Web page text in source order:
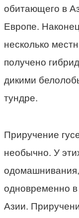
обитающего в
Европе.
несколько
получено
дикими
тундре.
Приручение
необычно. У
одновременно
Азии.